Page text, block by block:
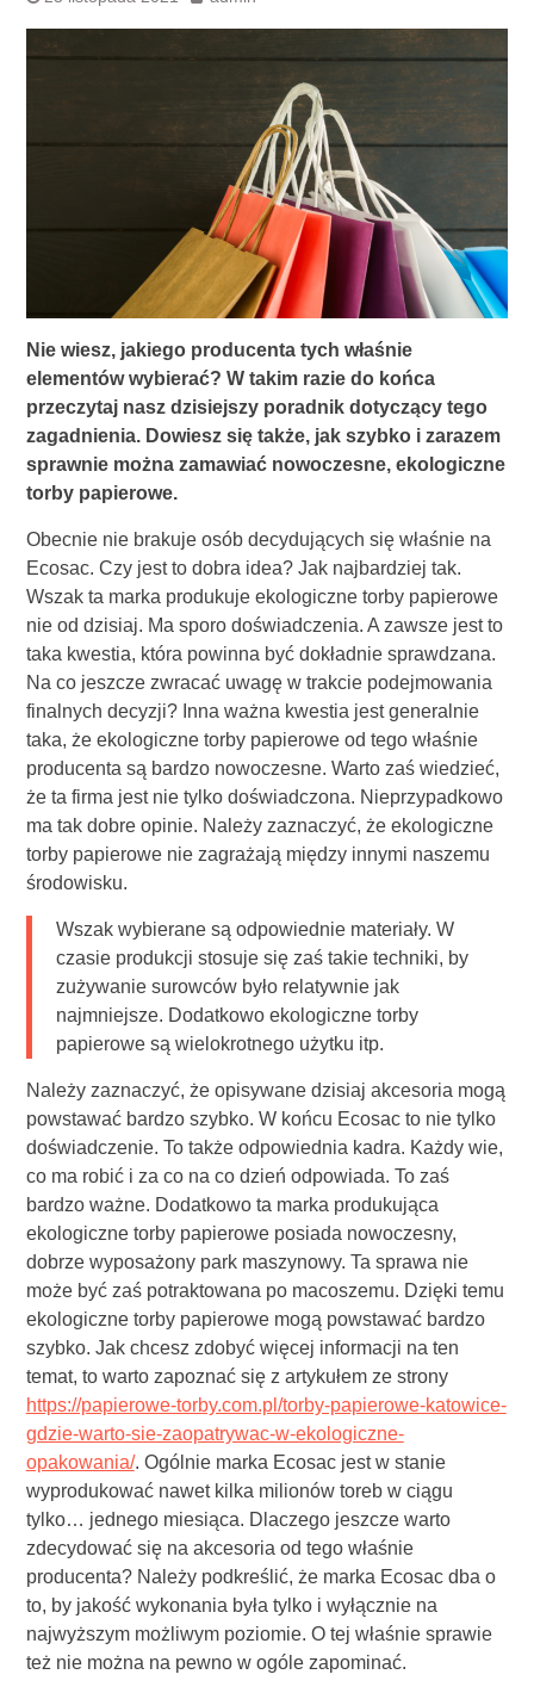
Nie wiesz, jakiego producenta tych właśnie
elementów wybierać? W takim razie do końca
przeczytaj nasz dzisiejszy poradnik dotyczący tego
zagadnienia. Dowiesz się także, jak szybko i zarazem
sprawnie można zamawiać nowoczesne, ekologiczne
torby papierowe.
Obecnie nie brakuje osób decydujących się właśnie na
Ecosac. Czy jest to dobra idea? Jak najbardziej tak.
Wszak ta marka produkuje ekologiczne torby papierowe
nie od dzisiaj. Ma sporo doświadczenia. A zawsze jest to
taka kwestia, która powinna być dokładnie sprawdzana.
Na co jeszcze zwracać uwagę w trakcie podejmowania
finalnych decyzji? Inna ważna kwestia jest generalnie
taka, że ekologiczne torby papierowe od tego właśnie
producenta są bardzo nowoczesne. Warto zaś wiedzieć,
że ta firma jest nie tylko doświadczona. Nieprzypadkowo
ma tak dobre opinie. Należy zaznaczyć, że ekologiczne
torby papierowe nie zagrażają między innymi naszemu
środowisku.
Wszak wybierane są odpowiednie materiały. W
czasie produkcji stosuje się zaś takie techniki, by
zużywanie surowców było relatywnie jak
najmniejsze. Dodatkowo ekologiczne torby
papierowe są wielokrotnego użytku itp.
Należy zaznaczyć, że opisywane dzisiaj akcesoria mogą
powstawać bardzo szybko. W końcu Ecosac to nie tylko
doświadczenie. To także odpowiednia kadra. Każdy wie,
co ma robić i za co na co dzień odpowiada. To zaś
bardzo ważne. Dodatkowo ta marka produkująca
ekologiczne torby papierowe posiada nowoczesny,
dobrze wyposażony park maszynowy. Ta sprawa nie
może być zaś potraktowana po macoszemu. Dzięki temu
ekologiczne torby papierowe mogą powstawać bardzo
szybko. Jak chcesz zdobyć więcej informacji na ten
temat, to warto zapoznać się z artykułem ze strony
https://papierowe-torby.com.pl/torby-papierowe-katowice-
gdzie-warto-sie-zaopatrywac-w-ekologiczne-
opakowania/. Ogólnie marka Ecosac jest w stanie
wyprodukować nawet kilka milionów toreb w ciągu
tylko… jednego miesiąca. Dlaczego jeszcze warto
zdecydować się na akcesoria od tego właśnie
producenta? Należy podkreślić, że marka Ecosac dba o
to, by jakość wykonania była tylko i wyłącznie na
najwyższym możliwym poziomie. O tej właśnie sprawie
też nie można na pewno w ogóle zapominać.